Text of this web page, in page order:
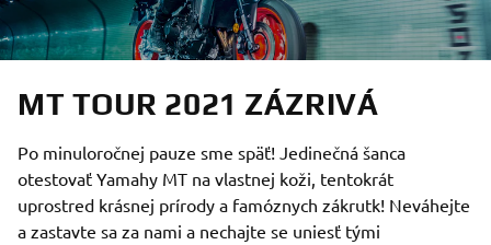
MT TOUR 2021 ZÁZRIVÁ
Po minuloročnej pauze sme späť! Jedinečná šanca
otestovať Yamahy MT na vlastnej koži, tentokrát
uprostred krásnej prírody a famóznych zákrutk! Neváhejte
a zastavte sa za nami a nechajte se uniesť tými